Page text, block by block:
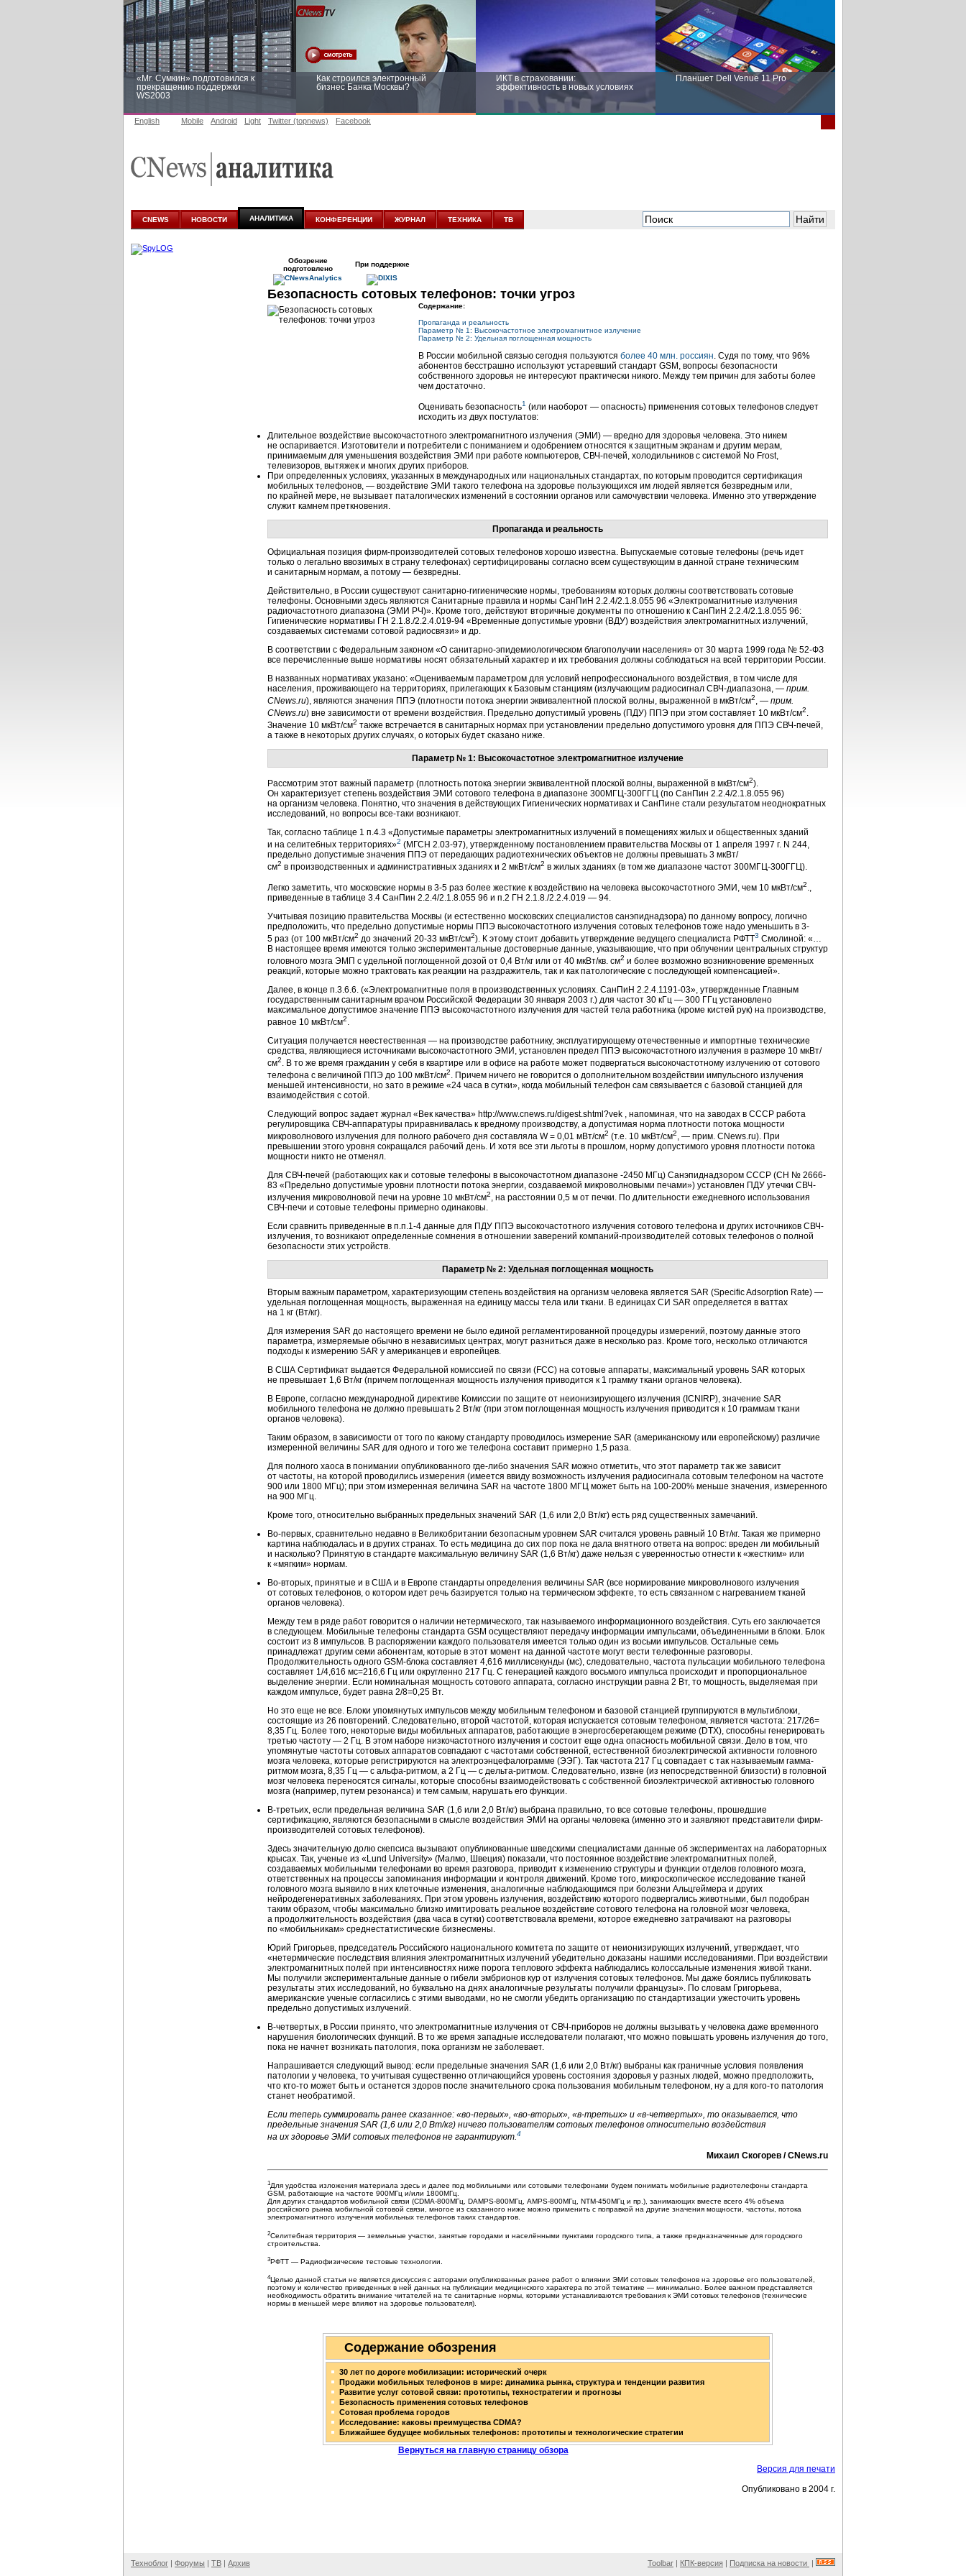
«Mr. Сумкин» подготовился к
прекращению поддержки
WS2003
Как строился электронный
бизнес Банка Москвы?
ИКТ в страховании:
эффективность в новых условиях
Планшет Dell Venue 11 Pro
аналитике
новых условиях
English Mobile Android Light Twitter (topnews) Facebook
CNEWS НОВОСТИ АНАЛИТИКА КОНФЕРЕНЦИИ ЖУРНАЛ ТЕХНИКА ТВ
Обозрение
подготовлено
При поддержке
Безопасность сотовых телефонов: точки угроз
Содержание:
Пропаганда и реальность
Параметр № 1: Высокочастотное электромагнитное излучение
Параметр № 2: Удельная поглощенная мощность
В России мобильной связью сегодня пользуются более 40 млн. россиян. Судя по тому, что 96%
абонентов бесстрашно используют устаревший стандарт GSM, вопросы безопасности
собственного здоровья не интересуют практически никого. Между тем причин для заботы более
чем достаточно.
Оценивать безопасность1 (или наоборот — опасность) применения сотовых телефонов следует
исходить из двух постулатов:
Длительное воздействие высокочастотного электромагнитного излучения (ЭМИ) — вредно для здоровья человека. Это никем
не оспаривается. Изготовители и потребители с пониманием и одобрением относятся к защитным экранам и другим мерам,
принимаемым для уменьшения воздействия ЭМИ при работе компьютеров, СВЧ-печей, холодильников с сиcтемой No Frost,
телевизоров, вытяжек и многих других приборов.
При определенных условиях, указанных в международных или национальных стандартах, по которым проводится сертификация
мобильных телефонов, — воздействие ЭМИ такого телефона на здоровье пользующихся им людей является безвредным или,
по крайней мере, не вызывает паталогических изменений в состоянии органов или самочувствии человека. Именно это утверждение
служит камнем преткновения.
Пропаганда и реальность
Официальная позиция фирм-производителей сотовых телефонов хорошо известна. Выпускаемые сотовые телефоны (речь идет
только о легально ввозимых в страну телефонах) сертифицированы согласно всем существующим в данной стране техническим
и санитарным нормам, а потому — безвредны.
Действительно, в России существуют санитарно-гигиенические нормы, требованиям которых должны соответствовать сотовые
телефоны. Основными здесь являются Санитарные правила и нормы СанПиН 2.2.4/2.1.8.055 96 «Электромагнитные излучения
радиочастотного диапазона (ЭМИ РЧ)». Кроме того, действуют вторичные документы по отношению к СанПиН 2.2.4/2.1.8.055 96:
Гигиенические нормативы ГН 2.1.8./2.2.4.019-94 «Временные допустимые уровни (ВДУ) воздействия электромагнитных излучений,
создаваемых системами сотовой радиосвязи» и др.
В соответствии с Федеральным законом «О санитарно-эпидемиологическом благополучии населения» от 30 марта 1999 года № 52-ФЗ
все перечисленные выше нормативы носят обязательный характер и их требования должны соблюдаться на всей территории России.
В названных нормативах указано: «Оцениваемым параметром для условий непрофессионального воздействия, в том числе для
населения, проживающего на территориях, прилегающих к Базовым станциям (излучающим радиосигнал СВЧ-диапазона, — прим.
CNews.ru), являются значения ППЭ (плотности потока энергии эквивалентной плоской волны, выраженной в мкВт/см2, — прим.
CNews.ru) вне зависимости от времени воздействия. Предельно допустимый уровень (ПДУ) ППЭ при этом составляет 10 мкВт/см2.
Значение 10 мкВт/см2 также встречается в санитарных нормах при установлении предельно допустимого уровня для ППЭ СВЧ-печей,
а также в некоторых других случаях, о которых будет сказано ниже.
Параметр № 1: Высокочастотное электромагнитное излучение
Рассмотрим этот важный параметр (плотность потока энергии эквивалентной плоской волны, выраженной в мкВт/см2).
Он характеризует степень воздействия ЭМИ сотового телефона в диапазоне 300МГЦ-300ГГЦ (по СанПин 2.2.4/2.1.8.055 96)
на организм человека. Понятно, что значения в действующих Гигиенических нормативах и СанПине стали результатом неоднократных
исследований, но вопросы все-таки возникают.
Так, согласно таблице 1 п.4.3 «Допустимые параметры электромагнитных излучений в помещениях жилых и общественных зданий
и на селитебных территориях»2 (МГСН 2.03-97), утвержденному постановлением правительства Москвы от 1 апреля 1997 г. N 244,
предельно допустимые значения ППЭ от передающих радиотехнических объектов не должны превышать 3 мкВт/
см2 в производственных и административных зданиях и 2 мкВт/см2 в жилых зданиях (в том же диапазоне частот 300МГЦ-300ГГЦ).
Легко заметить, что московские нормы в 3-5 раз более жесткие к воздействию на человека высокочастотного ЭМИ, чем 10 мкВт/см2.,
приведенные в таблице 3.4 СанПин 2.2.4/2.1.8.055 96 и п.2 ГН 2.1.8./2.2.4.019 — 94.
Учитывая позицию правительства Москвы (и естественно московских специалистов санэпиднадзора) по данному вопросу, логично
предположить, что предельно допустимые нормы ППЭ высокочастотного излучения сотовых телефонов тоже надо уменьшить в 3-
5 раз (от 100 мкВт/см2 до значений 20-33 мкВт/см2). К этому стоит добавить утверждение ведущего специалиста РФТТ3 Смолиной: «…
В настоящее время имеются только экспериментальные достоверные данные, указывающие, что при облучении центральных структур
головного мозга ЭМП с удельной поглощенной дозой от 0,4 Вт/кг или от 40 мкВт/кв. см2 и более возможно возникновение временных
реакций, которые можно трактовать как реакции на раздражитель, так и как патологические с последующей компенсацией».
Далее, в конце п.3.6.6. («Электромагнитные поля в производственных условиях. СанПиН 2.2.4.1191-03», утвержденные Главным
государственным санитарным врачом Российской Федерации 30 января 2003 г.) для частот 30 кГц — 300 ГГц установлено
максимальное допустимое значение ППЭ высокочастотного излучения для частей тела работника (кроме кистей рук) на производстве,
равное 10 мкВт/см2.
Ситуация получается неестественная — на производстве работнику, эксплуатирующему отечественные и импортные технические
средства, являющиеся источниками высокочастотного ЭМИ, установлен предел ППЭ высокочастотного излучения в размере 10 мкВт/
см2. В то же время гражданин у себя в квартире или в офисе на работе может подвергаться высокочастотному излучению от сотового
телефона с величиной ППЭ до 100 мкВт/см2. Причем ничего не говорится о дополнительном воздействии импульсного излучения
меньшей интенсивности, но зато в режиме «24 часа в сутки», когда мобильный телефон сам связывается с базовой станцией для
взаимодействия с сотой.
Следующий вопрос задает журнал «Век качества» http://www.cnews.ru/digest.shtml?vek , напоминая, что на заводах в СССР работа
регулировщика СВЧ-аппаратуры приравнивалась к вредному производству, а допустимая норма плотности потока мощности
микроволнового излучения для полного рабочего дня составляла W = 0,01 мВт/см2 (т.е. 10 мкВт/см2, — прим. CNews.ru). При
превышении этого уровня сокращался рабочий день. И хотя все эти льготы в прошлом, норму допустимого уровня плотности потока
мощности никто не отменял.
Для СВЧ-печей (работающих как и сотовые телефоны в высокочастотном диапазоне -2450 МГц) Санэпиднадзором СССР (СН № 2666-
83 «Предельно допустимые уровни плотности потока энергии, создаваемой микроволновыми печами») установлен ПДУ утечки СВЧ-
излучения микроволновой печи на уровне 10 мкВт/см2, на расстоянии 0,5 м от печки. По длительности ежедневного использования
СВЧ-печи и сотовые телефоны примерно одинаковы.
Если сравнить приведенные в п.п.1-4 данные для ПДУ ППЭ высокочастотного излучения сотового телефона и других источников СВЧ-
излучения, то возникают определенные сомнения в отношении заверений компаний-производителей сотовых телефонов о полной
безопасности этих устройств.
Параметр № 2: Удельная поглощенная мощность
Вторым важным параметром, характеризующим степень воздействия на организм человека является SAR (Specific Adsorption Rate) —
удельная поглощенная мощность, выраженная на единицу массы тела или ткани. В единицах СИ SAR определяется в ваттах
на 1 кг (Вт/кг).
Для измерения SAR до настоящего времени не было единой регламентированной процедуры измерений, поэтому данные этого
параметра, измеряемые обычно в независимых центрах, могут разниться даже в несколько раз. Кроме того, несколько отличаются
подходы к измерению SAR у американцев и европейцев.
В США Сертификат выдается Федеральной комиссией по связи (FCC) на сотовые аппараты, максимальный уровень SAR которых
не превышает 1,6 Вт/кг (причем поглощенная мощность излучения приводится к 1 грамму ткани органов человека).
В Европе, согласно международной директиве Комиссии по защите от неионизирующего излучения (ICNIRP), значение SAR
мобильного телефона не должно превышать 2 Вт/кг (при этом поглощенная мощность излучения приводится к 10 граммам ткани
органов человека).
Таким образом, в зависимости от того по какому стандарту проводилось измерение SAR (американскому или европейскому) различие
измеренной величины SAR для одного и того же телефона составит примерно 1,5 раза.
Для полного хаоса в понимании опубликованного где-либо значения SAR можно отметить, что этот параметр так же зависит
от частоты, на которой проводились измерения (имеется ввиду возможность излучения радиосигнала сотовым телефоном на частоте
900 или 1800 МГц); при этом измеренная величина SAR на частоте 1800 МГЦ может быть на 100-200% меньше значения, измеренного
на 900 МГц.
Кроме того, относительно выбранных предельных значений SAR (1,6 или 2,0 Вт/кг) есть ряд существенных замечаний.
Во-первых, сравнительно недавно в Великобритании безопасным уровнем SAR считался уровень равный 10 Вт/кг. Такая же примерно
картина наблюдалась и в других странах. То есть медицина до сих пор пока не дала внятного ответа на вопрос: вреден ли мобильный
и насколько? Принятую в стандарте максимальную величину SAR (1,6 Вт/кг) даже нельзя с уверенностью отнести к «жестким» или
к «мягким» нормам.
Во-вторых, принятые и в США и в Европе стандарты определения величины SAR (все нормирование микроволнового излучения
от сотовых телефонов, о котором идет речь базируется только на термическом эффекте, то есть связанном с нагреванием тканей
органов человека).
Между тем в ряде работ говорится о наличии нетермического, так называемого информационного воздействия. Суть его заключается
в следующем. Мобильные телефоны стандарта GSM осуществляют передачу информации импульсами, объединенными в блоки. Блок
состоит из 8 импульсов. В распоряжении каждого пользователя имеется только один из восьми импульсов. Остальные семь
принадлежат другим семи абонентам, которые в этот момент на данной частоте могут вести телефонные разговоры.
Продолжительность одного GSM-блока составляет 4,616 миллисекунды (мс), следовательно, частота пульсации мобильного телефона
составляет 1/4,616 мс=216,6 Гц или округленно 217 Гц. С генерацией каждого восьмого импульса происходит и пропорциональное
выделение энергии. Если номинальная мощность сотового аппарата, согласно инструкции равна 2 Вт, то мощность, выделяемая при
каждом импульсе, будет равна 2/8=0,25 Вт.
Но это еще не все. Блоки упомянутых импульсов между мобильным телефоном и базовой станцией группируются в мультиблоки,
состоящие из 26 повторений. Следовательно, второй частотой, которая испускается сотовым телефоном, является частота: 217/26=
8,35 Гц. Более того, некоторые виды мобильных аппаратов, работающие в энергосберегающем режиме (DTX), способны генерировать
третью частоту — 2 Гц. В этом наборе низкочастотного излучения и состоит еще одна опасность мобильной связи. Дело в том, что
упомянутые частоты сотовых аппаратов совпадают с частотами собственной, естественной биоэлектрической активности головного
мозга человека, которые регистрируются на электроэнцефалограмме (ЭЭГ). Так частота 217 Гц совпадает с так называемым гамма-
ритмом мозга, 8,35 Гц — с альфа-ритмом, а 2 Гц — с дельта-ритмом. Следовательно, извне (из непосредственной близости) в головной
мозг человека переносятся сигналы, которые способны взаимодействовать с собственной биоэлектрической активностью головного
мозга (например, путем резонанса) и тем самым, нарушать его функции.
В-третьих, если предельная величина SAR (1,6 или 2,0 Вт/кг) выбрана правильно, то все сотовые телефоны, прошедшие
сертификацию, являются безопасными в смысле воздействия ЭМИ на органы человека (именно это и заявляют представители фирм-
производителей сотовых телефонов).
Здесь значительную долю скепсиса вызывают опубликованные шведскими специалистами данные об экспериментах на лабораторных
крысах. Так, ученые из «Lund University» (Малмо, Швеция) показали, что постоянное воздействие электромагнитных полей,
создаваемых мобильными телефонами во время разговора, приводит к изменению структуры и функции отделов головного мозга,
ответственных на процессы запоминания информации и контроля движений. Кроме того, микроскопическое исследование тканей
головного мозга выявило в них клеточные изменения, аналогичные наблюдающимся при болезни Альцгеймера и других
нейродегенеративных заболеваниях. При этом уровень излучения, воздействию которого подвергались животными, был подобран
таким образом, чтобы максимально близко имитировать реальное воздействие сотового телефона на головной мозг человека,
а продолжительность воздействия (два часа в сутки) соответствовала времени, которое ежедневно затрачивают на разговоры
по «мобильникам» среднестатистические бизнесмены.
Юрий Григорьев, председатель Российского национального комитета по защите от неионизирующих излучений, утверждает, что
«нетермические последствия влияния электромагнитных излучений убедительно доказаны нашими исследованиями. При воздействии
электромагнитных полей при интенсивностях ниже порога теплового эффекта наблюдались колоссальные изменения живой ткани.
Мы получили экспериментальные данные о гибели эмбрионов кур от излучения сотовых телефонов. Мы даже боялись публиковать
результаты этих исследований, но буквально на днях аналогичные результаты получили французы». По словам Григорьева,
американские ученые согласились с этими выводами, но не смогли убедить организацию по стандартизации ужесточить уровень
предельно допустимых излучений.
В-четвертых, в России принято, что электромагнитные излучения от СВЧ-приборов не должны вызывать у человека даже временного
нарушения биологических функций. В то же время западные исследователи полагают, что можно повышать уровень излучения до того,
пока не начнет возникать патология, пока организм не заболевает.
Напрашивается следующий вывод: если предельные значения SAR (1,6 или 2,0 Вт/кг) выбраны как граничные условия появления
патологии у человека, то учитывая существенно отличающийся уровень состояния здоровья у разных людей, можно предположить,
что кто-то может быть и останется здоров после значительного срока пользования мобильным телефоном, ну а для кого-то патология
станет необратимой.
Если теперь суммировать ранее сказанное: «во-первых», «во-вторых», «в-третьих» и «в-четвертых», то оказывается, что
предельные значения SAR (1,6 или 2,0 Вт/кг) ничего пользователям сотовых телефонов относительно воздействия
на их здоровье ЭМИ сотовых телефонов не гарантируют.4
Михаил Скогорев / CNews.ru
1Для удобства изложения материала здесь и далее под мобильными или сотовыми телефонами будем понимать мобильные радиотелефоны стандарта
GSM, работающие на частоте 900МГц и/или 1800МГц.
Для других стандартов мобильной связи (CDMA-800MГц, DAMPS-800MГц, AMPS-800MГц, NTM-450MГц и пр.), занимающих вместе всего 4% объема
российского рынка мобильной сотовой связи, многое из сказанного ниже можно применить с поправкой на другие значения мощности, частоты, потока
электромагнитного излучения мобильных телефонов таких стандартов.
2Селитебная территория — земельные участки, занятые городами и населёнными пунктами городского типа, а также предназначенные для городского
строительства.
3РФТТ — Радиофизические тестовые технологии.
4Целью данной статьи не является дискуссия с авторами опубликованных ранее работ о влиянии ЭМИ сотовых телефонов на здоровье его пользователей,
поэтому и количество приведенных в ней данных на публикации медицинского характера по этой тематике — минимально. Более важном представляется
необходимость обратить внимание читателей на те санитарные нормы, которыми устанавливаются требования к ЭМИ сотовых телефонов (технические
нормы в меньшей мере влияют на здоровье пользователя).
Содержание обозрения
30 лет по дороге мобилизации: исторический очерк
Продажи мобильных телефонов в мире: динамика рынка, структура и тенденции развития
Развитие услуг сотовой связи: прототипы, техностратегии и прогнозы
Безопасность применения сотовых телефонов
Сотовая проблема городов
Исследование: каковы преимущества СDMA?
Ближайшее будущее мобильных телефонов: прототипы и технологические стратегии
Вернуться на главную страницу обзора
Версия для печати
Опубликовано в 2004 г.
Техноблог | Форумы | ТВ | Архив Toolbar | КПК-версия | Подписка на новости |